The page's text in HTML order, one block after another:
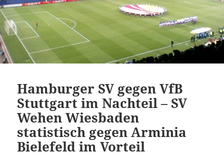
Hamburger SV gegen VfB
Stuttgart im Nachteil – SV
Wehen Wiesbaden
statistisch gegen Arminia
Bielefeld im Vorteil